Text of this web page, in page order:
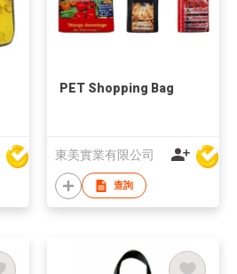
PET Shopping Bag
東美實業有限公司
查詢